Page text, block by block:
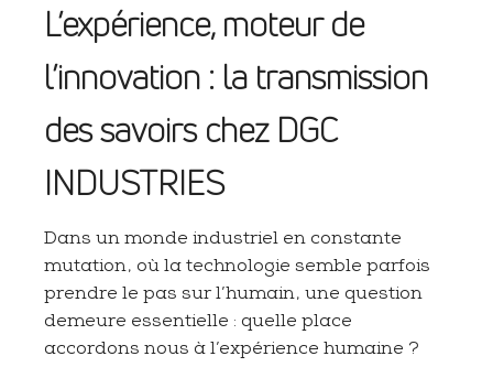
L’expérience, moteur de
l’innovation : la transmission
des savoirs chez DGC
INDUSTRIES
Dans un monde industriel en constante
mutation, où la technologie semble parfois
prendre le pas sur l’humain, une question
demeure essentielle : quelle place
accordons nous à l’expérience humaine ?